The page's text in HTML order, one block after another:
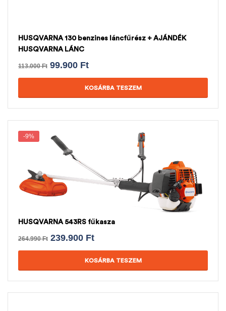
HUSQVARNA 130 benzines láncfűrész + AJÁNDÉK
HUSQVARNA LÁNC
113.000Ft 99.900 Ft
KOSÁRBA TESZEM
-9%
HUSQVARNA 543RS fűkasza
264.990Ft 239.900 Ft
KOSÁRBA TESZEM